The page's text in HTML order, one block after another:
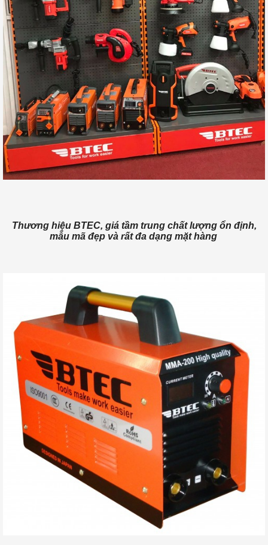
Thương hiệu BTEC, giá tầm trung chất lượng ổn định,
mẫu mã đẹp và rất đa dạng mặt hàng